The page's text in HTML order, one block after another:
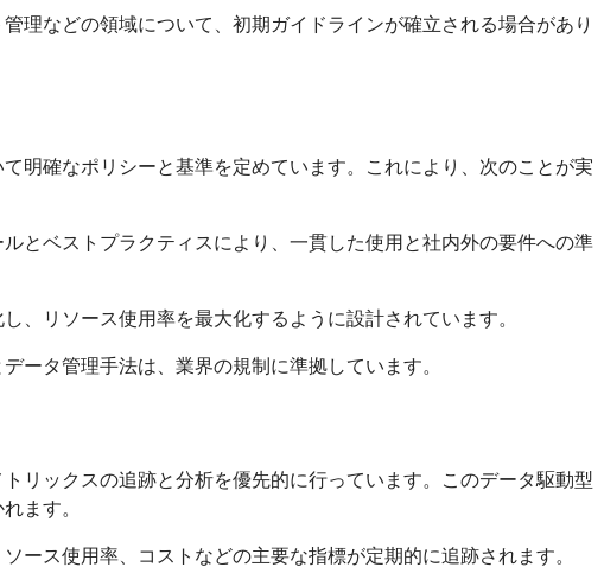
理などの領域について、初期ガイドラインが確立される場合があり
明確なポリシーと基準を定めています。これにより、次のことが実
とベストプラクティスにより、一貫した使用と社内外の要件への準
、リソース使用率を最大化するように設計されています。
ータ管理手法は、業界の規制に準拠しています。
リックスの追跡と分析を優先的に行っています。このデータ駆動型
ます。
ース使用率、コストなどの主要な指標が定期的に追跡されます。